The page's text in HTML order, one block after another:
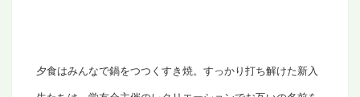
夕食はみんなで鍋をつつくすき焼。すっかり打ち解けた新入